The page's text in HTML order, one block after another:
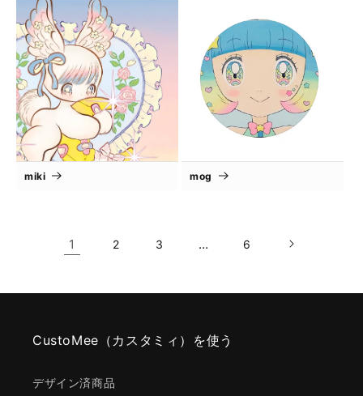
miki mog
1 2 3 … 6
CustoMee（カスタミィ）を使う
デザイン済商品